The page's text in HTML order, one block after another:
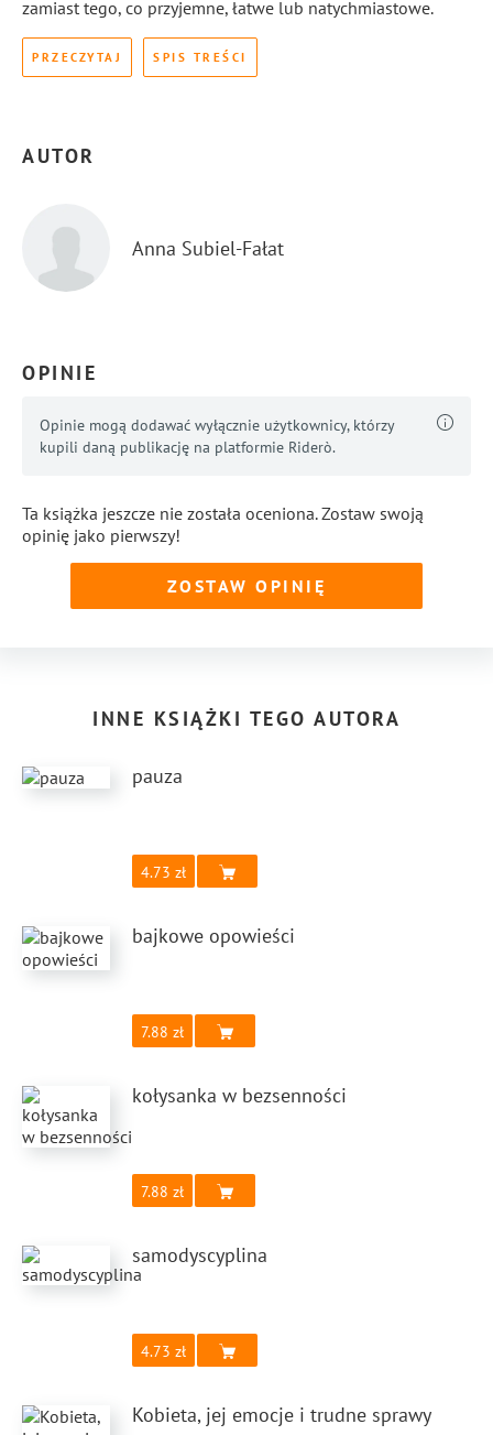
zamiast tego, co przyjemne, łatwe lub natychmiastowe.
PRZECZYTAJ SPIS TREŚCI
AUTOR
Anna Subiel-Fałat
OPINIE
Opinie mogą dodawać wyłącznie użytkownicy, którzy
kupili daną publikację na platformie Riderò.
Ta książka jeszcze nie została oceniona. Zostaw swoją
opinię jako pierwszy!
ZOSTAW OPINIĘ
INNE KSIĄŻKI TEGO AUTORA
pauza
4.73
bajkowe opowieści
7.88
kołysanka w bezsenności
7.88
samodyscyplina
4.73
Kobieta, jej emocje i trudne sprawy